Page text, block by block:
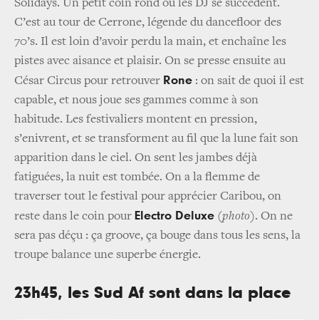
Solidays. Un petit coin rond où les DJ se succèdent.
C’est au tour de Cerrone, légende du dancefloor des
70’s. Il est loin d’avoir perdu la main, et enchaîne les
pistes avec aisance et plaisir. On se presse ensuite au
César Circus pour retrouver Rone : on sait de quoi il est
capable, et nous joue ses gammes comme à son
habitude. Les festivaliers montent en pression,
s’enivrent, et se transforment au fil que la lune fait son
apparition dans le ciel. On sent les jambes déjà
fatiguées, la nuit est tombée. On a la flemme de
traverser tout le festival pour apprécier Caribou, on
reste dans le coin pour Electro Deluxe (photo). On ne
sera pas déçu : ça groove, ça bouge dans tous les sens, la
troupe balance une superbe énergie.
23h45, les Sud Af sont dans la place